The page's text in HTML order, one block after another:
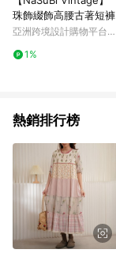
珠飾綴飾高腰古著短褲
亞洲跨境設計購物平台
1%
熱銷排行榜